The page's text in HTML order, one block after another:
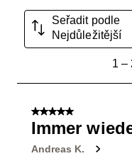
Seřadit podle
Nejdůležitější
Recenzí.
1–
5 z 5 hvězdiček.
Immer
Andreas K.